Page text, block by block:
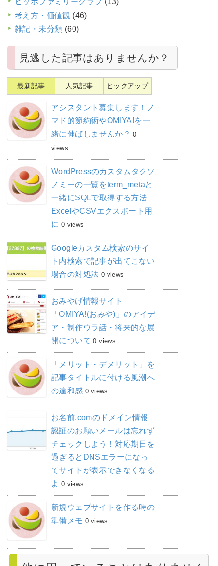
ヒッポファミリークラブ (13)
考え方・価値観 (46)
雑記・未分類 (60)
見逃した記事はありませんか？
最新記事 人気記事 ピックアップ
アシスタント募集します！ノ
マド的節約術やOMIYA!を一
緒に伸ばしませんか？ 0
views
WordPressのカスタムタクソ
ノミーの一覧をterm_metaと
一緒にSQLで取得する方法
ExcelやCSVエクスポート用
に 0 views
Googleカスタム検索のサイ
ト内検索で記事が出てこない
場合の対処法 0 views
おみやげ情報サイト
「OMIYA!(おみや)」のアイデ
ア・制作ウラ話・将来的な展
開について 0 views
「メリット・デメリット」を
記事タイトルに付ける風潮へ
の違和感 0 views
お名前.comのドメイン情報
認証のお願いメールは忘れず
チェックしよう！対応期日を
過ぎるとDNSエラーになっ
てサイトが表示できなくなる
よ 0 views
新規ウェブサイトを作る時の
準備メモ 0 views